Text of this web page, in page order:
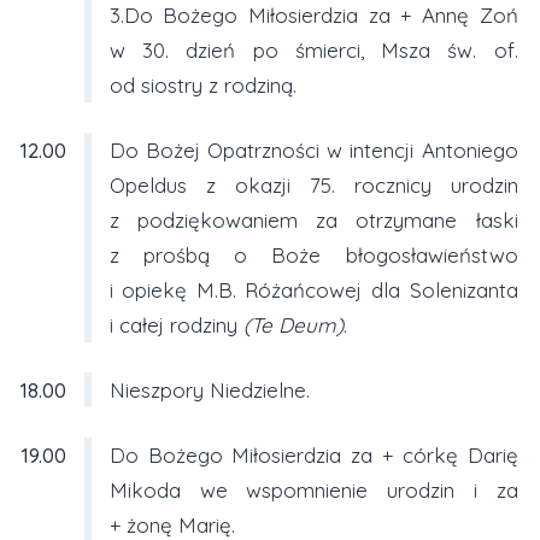
3.Do Bożego Miłosierdzia za + Annę Zoń
w 30. dzień po śmierci, Msza św. of.
od siostry z rodziną.
12.00
Do Bożej Opatrzności w intencji Antoniego
Opeldus z okazji 75. rocznicy urodzin
z podziękowaniem za otrzymane łaski
z prośbą o Boże błogosławieństwo
i opiekę M.B. Różańcowej dla Solenizanta
i całej rodziny (Te Deum).
18.00 Nieszpory Niedzielne.
19.00
Do Bożego Miłosierdzia za + córkę Darię
Mikoda we wspomnienie urodzin i za
+ żonę Marię.